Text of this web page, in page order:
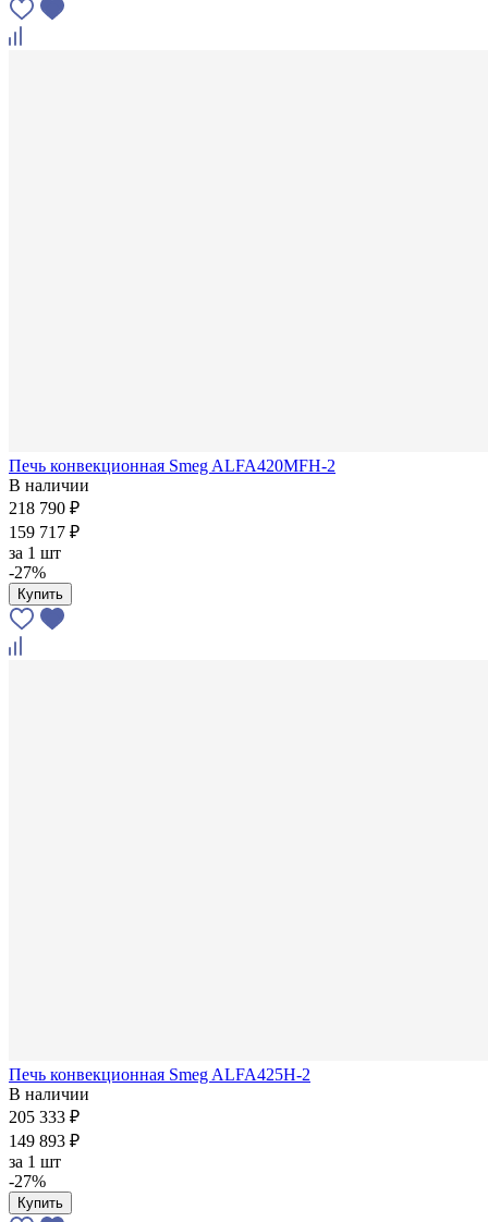
Печь конвекционная Smeg ALFA420MFH-2
В наличии
218 790 ₽
159 717 ₽
за 1 шт
-27%
Купить
Печь конвекционная Smeg ALFA425H-2
В наличии
205 333 ₽
149 893 ₽
за 1 шт
-27%
Купить